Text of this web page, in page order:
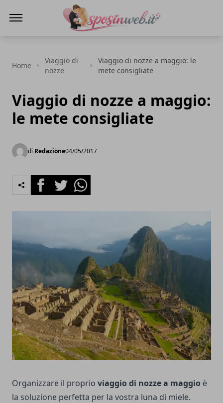
Home
Viaggio di
nozze
Viaggio di nozze a maggio: le
mete consigliate
Viaggio di nozze a maggio:
le mete consigliate
di Redazione04/05/2017
FacebookTwitterWhatsapp
Organizzare il proprio viaggio di nozze a maggio è
la soluzione perfetta per la vostra luna di miele.